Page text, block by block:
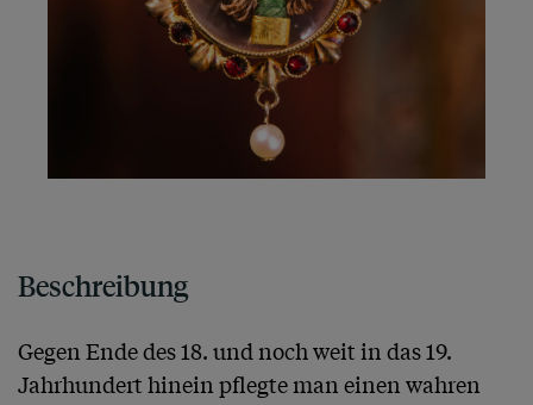
Beschreibung
Gegen Ende des 18. und noch weit in das 19.
Jahrhundert hinein pflegte man einen wahren